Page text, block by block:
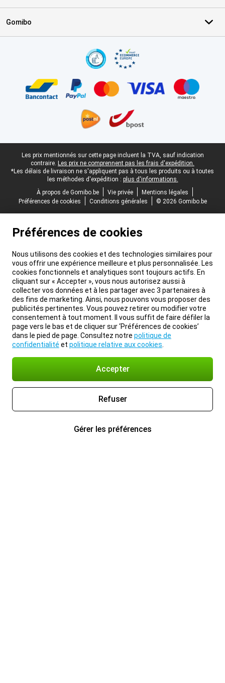
Gomibo
Pied-de-page légal
Les prix mentionnés sur cette page incluent la TVA, sauf indication
contraire. Les prix ne comprennent pas les frais d'expédition.
*Les délais de livraison ne s'appliquent pas à tous les produits ou à toutes
les méthodes d'expédition : plus d'informations.
À propos de Gomibo.be
Vie privée
Mentions légales
Préférences de cookies
Conditions générales © 2026 Gomibo.be
Préférences de cookies
Nous utilisons des cookies et des technologies similaires pour
vous offrir une expérience meilleure et plus personnalisée. Les
cookies fonctionnels et analytiques sont toujours actifs. En
cliquant sur « Accepter », vous nous autorisez aussi à
collecter vos données et à les partager avec 3 partenaires à
des fins de marketing. Ainsi, nous pouvons vous proposer des
publicités pertinentes. Vous pouvez retirer ou modifier votre
consentement à tout moment. Il vous suffit de faire défiler la
page vers le bas et de cliquer sur ‘Préférences de cookies’
dans le pied de page. Consultez notre politique de
confidentialité et politique relative aux cookies
Accepter
Refuser
Gérer les préférences